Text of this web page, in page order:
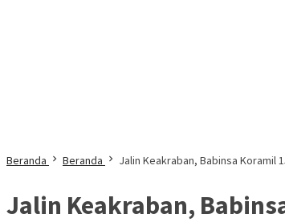
Beranda Beranda Jalin Keakraban, Babinsa Koramil
Jalin Keakraban,